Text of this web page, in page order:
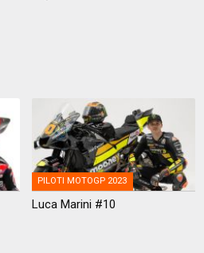
PILOTI MOTOGP 2023
Luca Marini #10